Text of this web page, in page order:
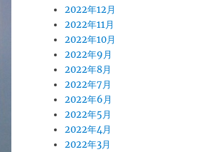
2022年12月
2022年11月
2022年10月
2022年9月
2022年8月
2022年7月
2022年6月
2022年5月
2022年4月
2022年3月